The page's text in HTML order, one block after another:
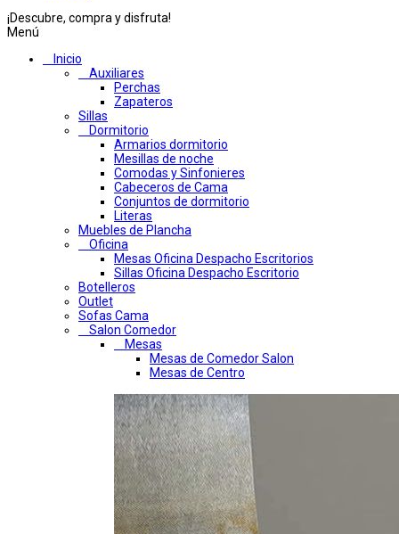
¡Descubre, compra y disfruta!
Menú
Inicio
Auxiliares
Perchas
Zapateros
Sillas
Dormitorio
Armarios dormitorio
Mesillas de noche
Comodas y Sinfonieres
Cabeceros de Cama
Conjuntos de dormitorio
Literas
Muebles de Plancha
Oficina
Mesas Oficina Despacho Escritorios
Sillas Oficina Despacho Escritorio
Botelleros
Outlet
Sofas Cama
Salon Comedor
Mesas
Mesas de Comedor Salon
Mesas de Centro